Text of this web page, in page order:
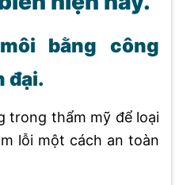
bằng công
đại.
trong thẩm mỹ để loại
lỗi một cách an toàn